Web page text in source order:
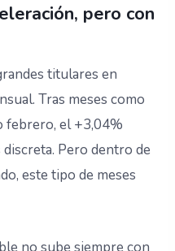
pero con
titulares en
Tras meses como
febrero, el +3,04%
Pero dentro de
este tipo de meses